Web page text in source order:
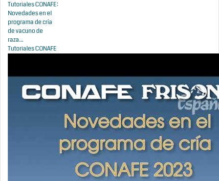
Tutoriales CONAFE:
Novedades en el
programa de cría
de vacuno de
raza...
Tutoriales CONAFE